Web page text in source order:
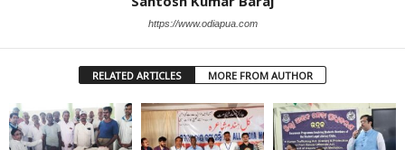
https://www.odiapua.com
RELATED ARTICLES MORE FROM AUTHOR